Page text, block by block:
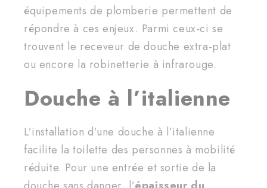
équipements de plomberie permettent de
répondre à ces enjeux. Parmi ceux-ci se
trouvent le receveur de douche extra-plat
ou encore la robinetterie à infrarouge.
Douche à l’italienne
L’installation d’une douche à l’italienne
facilite la toilette des personnes à mobilité
réduite. Pour une entrée et sortie de la